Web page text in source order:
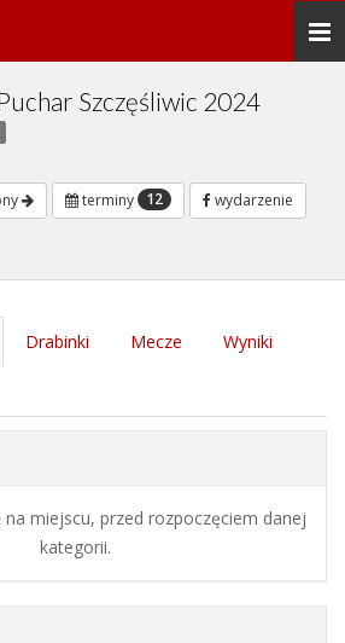
Szczęśliwic 2024
terminy 12
wydarzenie
Drabinki Mecze Wyniki
miejscu, przed rozpoczęciem danej
kategorii.